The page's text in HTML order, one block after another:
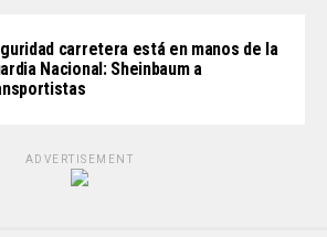
carretera está en manos de la
Nacional: Sheinbaum a
ADVERTISEMENT